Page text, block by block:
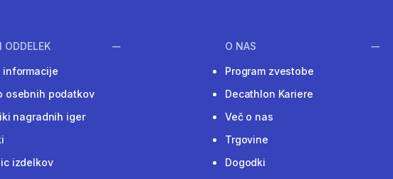
ODDELEK
informacije
osebnih podatkov
nagradnih iger
izdelkov
O NAS
Program zvestobe
Decathlon Kariere
Več o nas
Trgovine
Dogodki